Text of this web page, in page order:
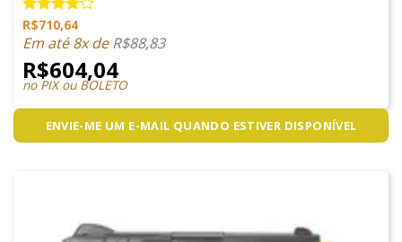
Avaliação
4.00 de
5
R$710,64
Em até 8x deR$88,83
R$604,04
no PIX ou BOLETO
ENVIE-ME UM E-MAIL QUANDO ESTIVER DISPONÍVEL